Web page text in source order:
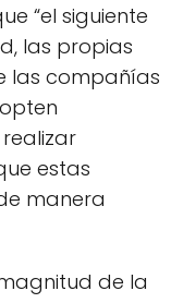
“el siguiente
las propias
las compañías
estas
manera
de la